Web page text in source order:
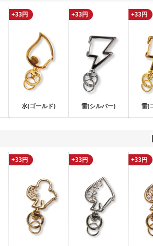
水(ゴールド)
+33円
雷(シルバー)
+33円
雷(
+33円
+33円 +33円 +33円